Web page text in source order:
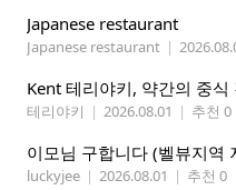
Japanese restaurant
Japanese restaurant |
Kent 테리야키, 약간의 중식
테리야키 | 2026.08.01 | 추천 0
이모님 구합니다 (벨뷰지역
luckyjee | 2026.08.01 | 추천 0